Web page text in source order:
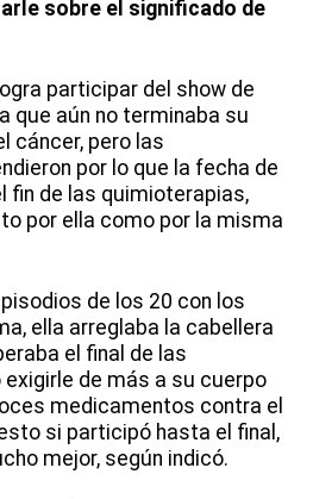
sobre el significado de
participar del show de
que aún no terminaba su
cáncer, pero las
por lo que la fecha de
fin de las quimioterapias,
por ella como por la misma
de los 20 con los
ella arreglaba la cabellera
el final de las
de más a su cuerpo
medicamentos contra el
si participó hasta el final,
mejor, según indicó.